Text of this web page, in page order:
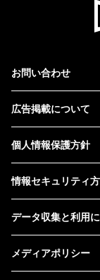
お問い合わせ
広告掲載について
個人情報保護方針
情報セキュリティ
データ収集と利用
メディアポリシー